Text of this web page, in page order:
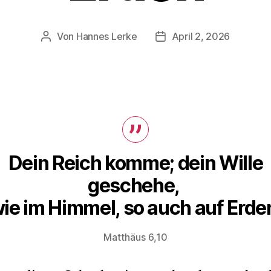
Beitragsautor
Von Hannes Lerke Beitragsdatum
April 2, 2026
Dein Reich komme; dein Wille
geschehe,
im Himmel, so auch auf
Matthäus 6,10